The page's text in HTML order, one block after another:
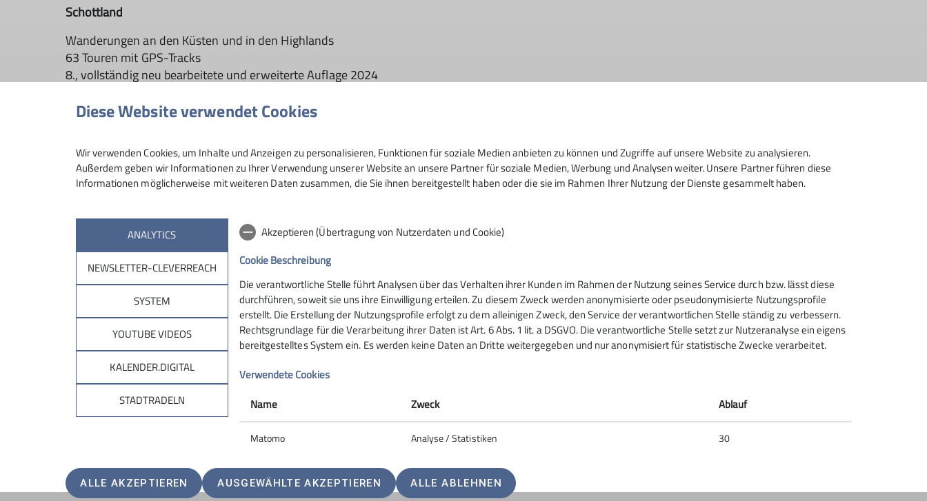
Schottland
Wanderungen an den Küsten und in den Highlands
63 Touren mit GPS-Tracks
8., vollständig neu bearbeitete und erweiterte Auflage 2024
Maßstab 1:50.000 bis 1:150.000 sowie fünf Übersichtskarten im Maßstab 1:2.000.000 und einer Übersichtskarte im Maßstab 1:2.000.000
Preis € 16,90 (D) € 17,40 (A) SFr 23,90
Sektion
Mitglied werden
Aktuelles
Neuigkeiten aus der Sektion
Bergwetter
Kletterzentrum
Zuckerturm
Preise
Kurse
Dessau des Deutschen
Alpenvereins e.V.
Brauereistraße 1-2
06847 Dessau
Kontakt
Diese Website verwendet Cookies
Wir verwenden Cookies, um Inhalte und Anzeigen zu personalisieren, Funktionen für soziale Medien anbieten zu können und Zugriffe auf unsere Website zu analysieren.
Außerdem geben wir Informationen zu Ihrer Verwendung unserer Website an unsere Partner für soziale Medien, Werbung und Analysen weiter. Unsere Partner führen diese
Informationen möglicherweise mit weiteren Daten zusammen, die Sie ihnen bereitgestellt haben oder die sie im Rahmen Ihrer Nutzung der Dienste gesammelt haben.
ANALYTICS
NEWSLETTER-CLEVERREACH
SYSTEM
YOUTUBE VIDEOS
KALENDER.DIGITAL
STADTRADELN
Akzeptieren (Übertragung von Nutzerdaten und Cookie)
Cookie Beschreibung
Die verantwortliche Stelle führt Analysen über das Verhalten ihrer Kunden im Rahmen der Nutzung seines Service durch bzw. lässt diese
durchführen, soweit sie uns ihre Einwilligung erteilen. Zu diesem Zweck werden anonymisierte oder pseudonymisierte Nutzungsprofile
erstellt. Die Erstellung der Nutzungsprofile erfolgt zu dem alleinigen Zweck, den Service der verantwortlichen Stelle ständig zu verbessern.
Rechtsgrundlage für die Verarbeitung ihrer Daten ist Art. 6 Abs. 1 lit. a DSGVO. Die verantwortliche Stelle setzt zur Nutzeranalyse ein eigens
bereitgestelltes System ein. Es werden keine Daten an Dritte weitergegeben und nur anonymisiert für statistische Zwecke verarbeitet.
Verwendete Cookies
Name
Zweck Ablauf
Matomo Analyse / Statistiken 30
ALLE AKZEPTIEREN AUSGEWÄHLTE AKZEPTIEREN ALLE ABLEHNEN